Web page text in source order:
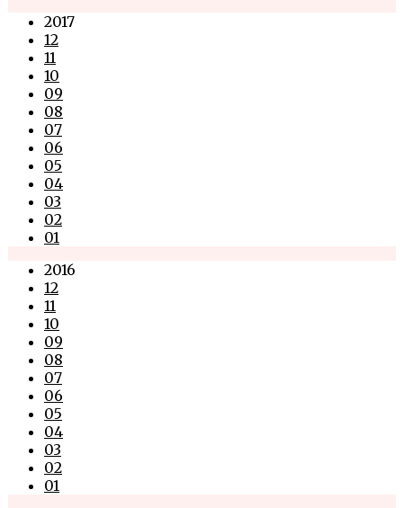
2017
12
11
10
09
08
07
06
05
04
03
02
01
2016
12
11
10
09
08
07
06
05
04
03
02
01